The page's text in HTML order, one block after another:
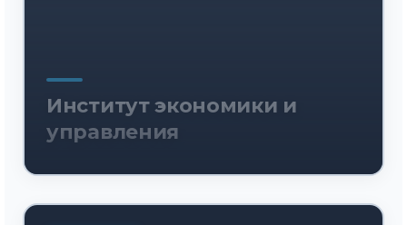
Институт экономики и
управления